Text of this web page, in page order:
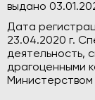
выдано
Дата
23.04.2020 г.
деятельность,
драгоценными
Министерством